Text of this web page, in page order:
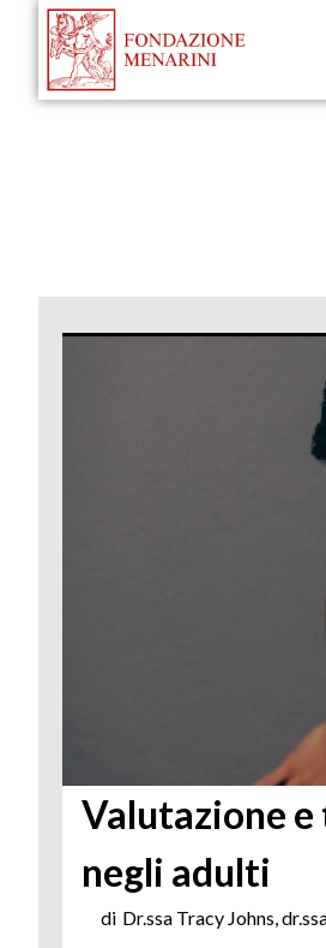
Valutazione
negli adulti
di Dr.ssa Tracy Johns,